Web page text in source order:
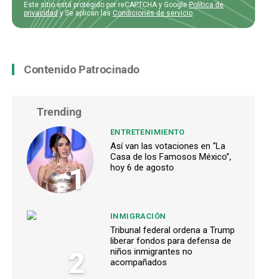
Este sitio está protegido por reCAPTCHA y GooglePolítica de
privacidady Se aplican las Condiciones de servicio.
Contenido Patrocinado
Trending
1
ENTRETENIMIENTO
Así van las votaciones en “La
Casa de los Famosos México”,
hoy 6 de agosto
2
INMIGRACIÓN
Tribunal federal ordena a Trump
liberar fondos para defensa de
niños inmigrantes no
acompañados